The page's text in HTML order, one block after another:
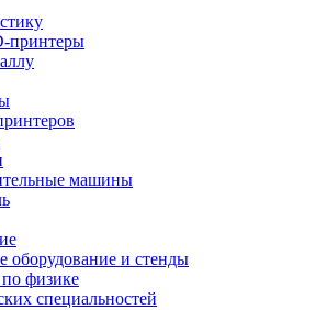
принтеры
машины
оборудование и стенды
физике
специальностей